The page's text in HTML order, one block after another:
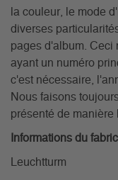
la couleur, le mode
diverses
pages d'album. Ceci
ayant un numéro
c'est nécessaire,
Nous faisons
présenté de manière
Informations du
Leuchtturm